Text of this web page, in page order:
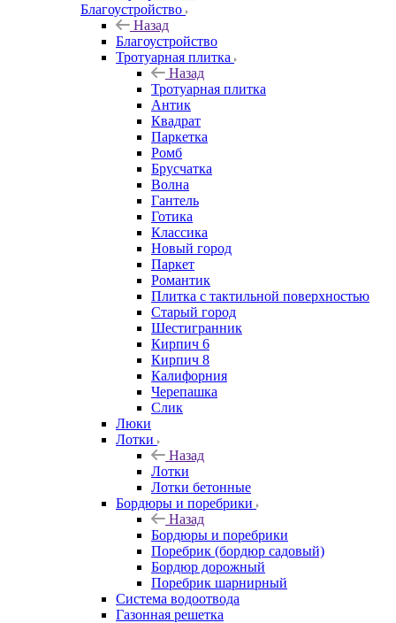
Благоустройство
Назад
Благоустройство
Тротуарная плитка
Назад
Тротуарная плитка
Антик
Квадрат
Паркетка
Ромб
Брусчатка
Волна
Гантель
Готика
Классика
Новый город
Паркет
Романтик
Плитка с тактильной поверхностью
Старый город
Шестигранник
Кирпич 6
Кирпич 8
Калифорния
Черепашка
Слик
Люки
Лотки
Назад
Лотки
Лотки бетонные
Бордюры и поребрики
Назад
Бордюры и поребрики
Поребрик (бордюр садовый)
Бордюр дорожный
Поребрик шарнирный
Система водоотвода
Газонная решетка